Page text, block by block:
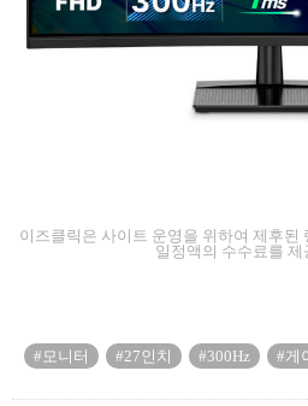
이즈클릭은 사이트 운영을 위하여 제후된
일정액의 수수료를 제
#모니터 #27인치 #300Hz #게